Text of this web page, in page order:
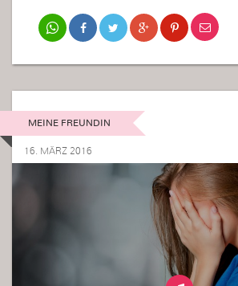
MEINE FREUNDIN
16. MÄRZ 2016